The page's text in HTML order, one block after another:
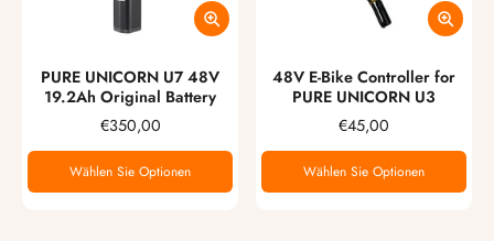
PURE UNICORN U7 48V
19.2Ah Original Battery
€350,00
Wählen Sie Optionen
48V E-Bike Controller for
PURE UNICORN U3
€45,00
Wählen Sie Optionen